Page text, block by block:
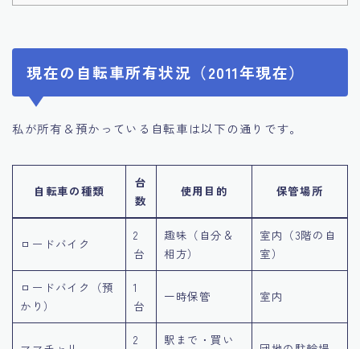
現在の自転車所有状況（2011年現在）
私が所有＆預かっている自転車は以下の通りです。
自転車の種類
台
数
使用目的 保管場所
ロードバイク
2
台
趣味（自分＆
相方）
室内（3階の自
室）
ロードバイク（預
かり）
1
台
一時保管 室内
2 駅まで・買い